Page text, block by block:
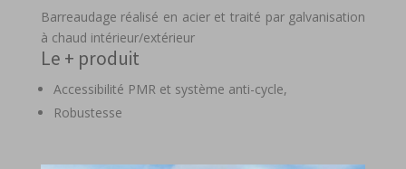
Barreaudage réalisé en acier et traité par galvanisation
à chaud intérieur/extérieur
Le + produit
Accessibilité PMR et système anti-cycle,
Robustesse